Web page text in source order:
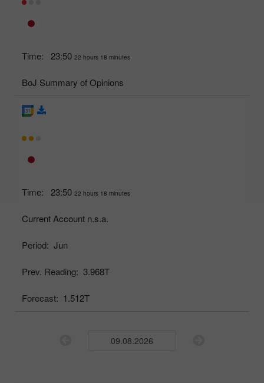
Time: 23:50 22 hours 18 minutes
BoJ Summary of Opinions
Time: 23:50 22 hours 18 minutes
Current Account n.s.a.
Period: Jun
Prev. Reading: 3.968T
Forecast: 1.512T